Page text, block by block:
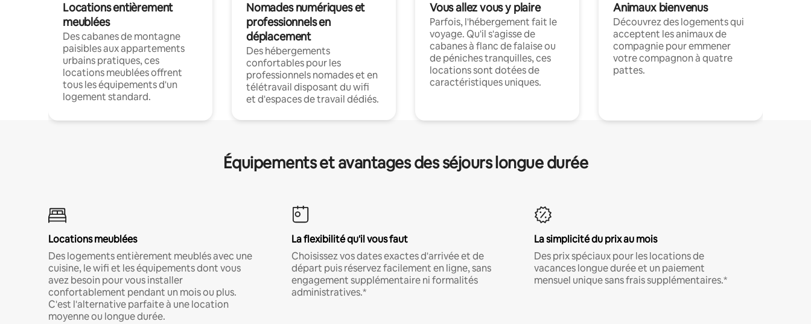
Locations entièrement
meublées
Des cabanes de montagne
paisibles aux appartements
urbains pratiques, ces
locations meublées offrent
tous les équipements d'un
logement standard.
Nomades numériques et
professionnels en
déplacement
Des hébergements
confortables pour les
professionnels nomades et en
télétravail disposant du wifi
et d'espaces de travail dédiés.
Vous allez vous y plaire
Parfois, l'hébergement fait le
voyage. Qu'il s'agisse de
cabanes à flanc de falaise ou
de péniches tranquilles, ces
locations sont dotées de
caractéristiques uniques.
Animaux bienvenus
Découvrez des logements qui
acceptent les animaux de
compagnie pour emmener
votre compagnon à quatre
pattes.
Équipements et avantages des séjours longue durée
Locations meublées
Des logements entièrement meublés avec une
cuisine, le wifi et les équipements dont vous
avez besoin pour vous installer
confortablement pendant un mois ou plus.
C'est l'alternative parfaite à une location
moyenne ou longue durée.
La flexibilité qu'il vous faut
Choisissez vos dates exactes d'arrivée et de
départ puis réservez facilement en ligne, sans
engagement supplémentaire ni formalités
administratives.*
La simplicité du prix au mois
Des prix spéciaux pour les locations de
vacances longue durée et un paiement
mensuel unique sans frais supplémentaires.*